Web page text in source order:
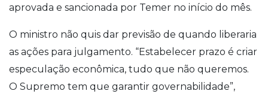
aprovada e sancionada por Temer no início do mês.
O ministro não quis dar previsão de quando liberaria
as ações para julgamento. “Estabelecer prazo é criar
especulação econômica, tudo que não queremos.
O Supremo tem que garantir governabilidade”,